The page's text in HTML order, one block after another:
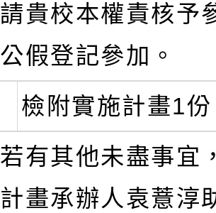
請貴校本權責核予
公假登記參加。
檢附實施計畫1
若有其他未盡事宜
計畫承辦人袁薏淳